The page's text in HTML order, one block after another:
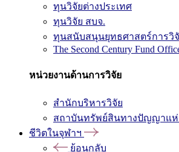
ทุนวิจัยต่างประเทศ
ทุนวิจัย สบจ.
ทุนสนับสนุนยุทธศาสตร์การวิ
The Second Century Fund
หน่วยงานด้านการวิจัย
สำนักบริหารวิจัย
สถาบันทรัพย์สินทางปัญญาแห่
ชีวิตในจุฬาฯ
ย้อนกลับ